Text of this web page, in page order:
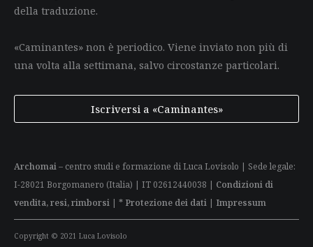
della traduzione.
«Caminantes» non è periodico. Viene inviato non più di
una volta alla settimana, salvo circostanze particolari.
Iscriversi a «Caminantes»
Archomai– centro studi e formazione di Luca Lovisolo | Sede legale:
I-28021 Borgomanero (Italia) | IT 02612440038 | Condizioni di
vendita, resi, rimborsi | * Protezione dei dati | Impressum
Copyright © 2021 Luca Lovisolo